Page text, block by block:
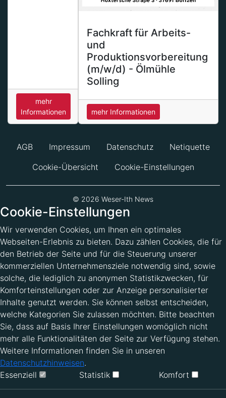
mehr
Informationen
Fachkraft für Arbeits-
und
Produktionsvorbereitung
(m/w/d) - Ölmühle
Solling
mehr Informationen
AGB Impressum Datenschutz
Netiquette
Cookie-Übersicht
Cookie-Einstellungen
© 2026 Weser-Ith News
Cookie-Einstellungen
Wir verwenden Cookies, um Ihnen ein optimales
Webseiten-Erlebnis zu bieten. Dazu zählen Cookies, die für
den Betrieb der Seite und für die Steuerung unserer
kommerziellen Unternehmensziele notwendig sind, sowie
solche, die lediglich zu anonymen Statistikzwecken, für
Komforteinstellungen oder zur Anzeige personalisierter
Inhalte genutzt werden. Sie können selbst entscheiden,
welche Kategorien Sie zulassen möchten. Bitte beachten
Sie, dass auf Basis Ihrer Einstellungen womöglich nicht
mehr alle Funktionalitäten der Seite zur Verfügung stehen.
Weitere Informationen finden Sie in unseren
Datenschutzhinweisen.
Essenziell
Statistik Komfort